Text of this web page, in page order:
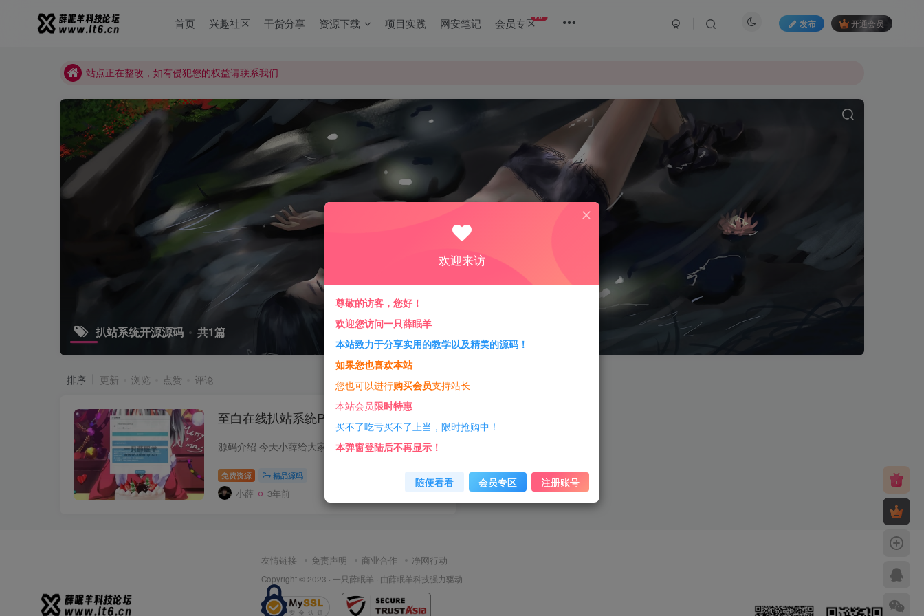
首页 兴趣社区 干货分享 资源下载 项目实践 网安笔记 会员专区VIP
发布 开通会员
站点正在整改，如有侵犯您的权益请联系我们
站点正在整改，如有侵犯您的权益请联系我们
扒站系统开源源码 共1篇
排序 更新 浏览 点赞 评论
至白在线扒站系统PHP开源源码
源码介绍 今天小薛给大家介绍的是至白扒站系统，是一款开源的扒站系统，它的工作原理是利用wget来扒站的，所以点击提交任务一直转圈是正常现象，稍微等一会，就会收到扒站成功的提示，如果没有...
免费资源 精品源码
小薛 3年前
友情链接 免责声明 商业合作 净网行动
Copyright © 2023 · 一只薛眠羊 · 由薛眠羊科技强力驱动
欢迎来访
尊敬的访客，您好！
欢迎您访问一只薛眠羊
本站致力于分享实用的教学以及精美的源码！
如果您也喜欢本站
您也可以进行购买会员支持站长
本站会员限时特惠
买不了吃亏买不了上当，限时抢购中！
本弹窗登陆后不再显示！
随便看看 会员专区 注册账号